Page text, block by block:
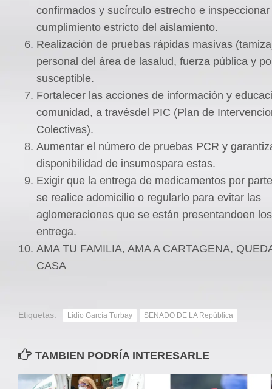
confirmados y sucírculo estrecho e inspeccionar
cumplimiento estricto del aislamiento.
Realización de pruebas rápidas masivas
personal del área de lasalud, fuerza pública y
susceptible.
Fortalecer las acciones de información y
comunidad, a travésdel PIC (Plan de
Colectivas).
Aumentar el número de pruebas PCR y
disponibilidad de insumospara estas.
Exigir que la entrega de medicamentos por
se realice adomicilio o regularlo para evitar las
aglomeraciones que se están presentandoen
entrega.
AMA TU FAMILIA, AMA A CARTAGENA,
CASA
Etiquetas: Lidio García Turbay SENADO DE LA República
TAMBIEN PODRÍA INTERESARLE